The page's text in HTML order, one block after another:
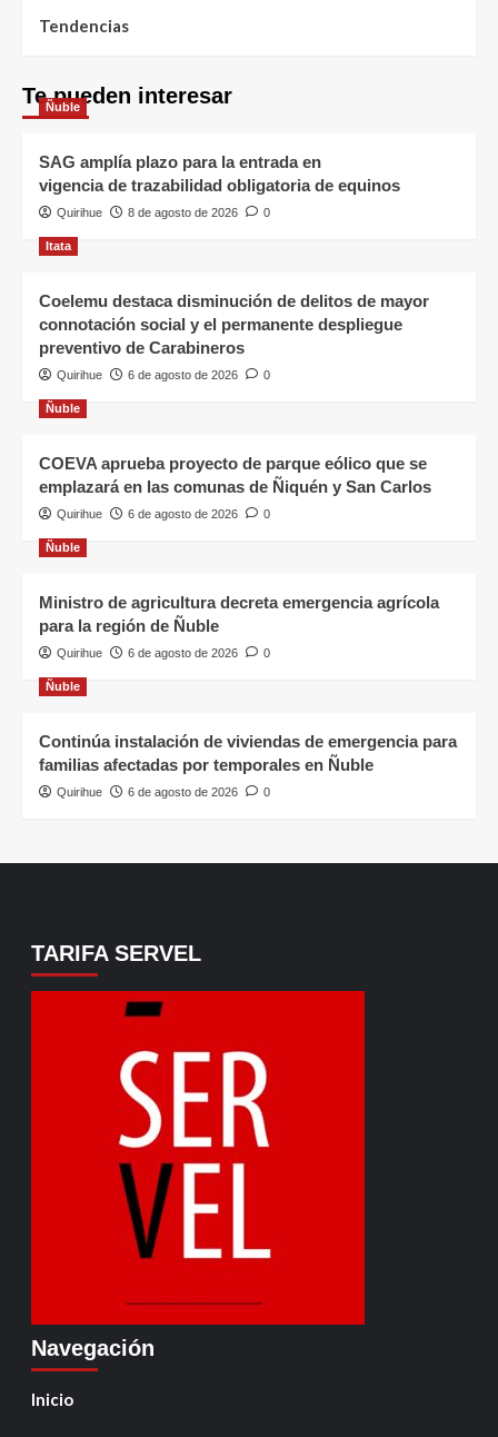
Tendencias
Te pueden interesar
Ñuble
SAG amplía plazo para la entrada en
vigencia de trazabilidad obligatoria de equinos
Quirihue 8 de agosto de 2026 0
Itata
Coelemu destaca disminución de delitos de mayor
connotación social y el permanente despliegue
preventivo de Carabineros
Quirihue 6 de agosto de 2026 0
Ñuble
COEVA aprueba proyecto de parque eólico que se
emplazará en las comunas de Ñiquén y San Carlos
Quirihue 6 de agosto de 2026 0
Ñuble
Ministro de agricultura decreta emergencia agrícola
para la región de Ñuble
Quirihue 6 de agosto de 2026 0
Ñuble
Continúa instalación de viviendas de emergencia para
familias afectadas por temporales en Ñuble
Quirihue 6 de agosto de 2026 0
TARIFA SERVEL
Navegación
Inicio